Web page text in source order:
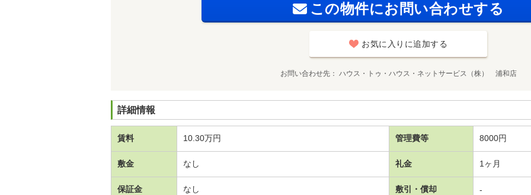
この物件にお問い合わせする
お気に入りに追加する
お問い合わせ先 ハウス・トゥ・ハウス・ネットサービス（株） 浦和店
詳細情報
賃料 10.30万円 管理費等 8000円
敷金 なし 礼金 1ヶ月
保証金 なし 敷引・償却 -